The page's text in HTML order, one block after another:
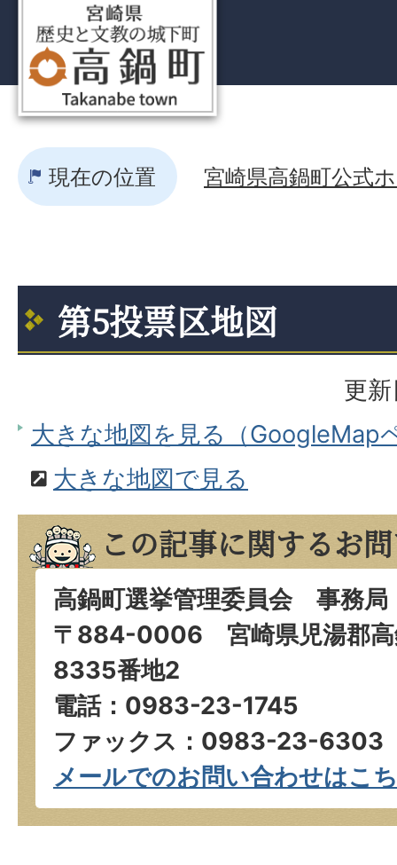
現在の位置 宮崎県高鍋町公式
第5投票区地図
更
大きな地図を見る（GoogleMap
大きな地図で見る
この記事に関するお
高鍋町選挙管理委員会 事務局
〒884-0006 宮崎県児湯郡高
8335番地2
電話：0983-23-1745
ファックス：0983-23-6303
メールでのお問い合わせはこ